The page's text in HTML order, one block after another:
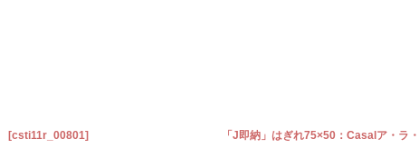
[csti11r_00801] 「J即納」はぎれ75×50：Casalア・ラ